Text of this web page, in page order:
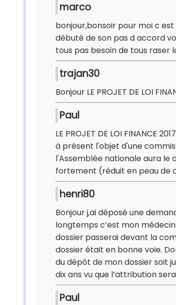
marco
bonjour,bonsoir pour moi c
débuté de son pas d accord
tous pas besoin de tous
trajan30
Bonjour LE PROJET DE LOI
Paul
LE PROJET DE LOI FINANCE
à présent l'objet d'une
l'Assemblée nationale aura
fortement (réduit en peau de
henri80
Bonjour j,ai déposé une
longtemps c’est mon
dossier passerai devant la
dossier était en bonne voie.
du dépôt de mon dossier soit
dix ans vu que l’attribution
Paul